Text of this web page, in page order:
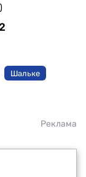
Шальке
Реклама